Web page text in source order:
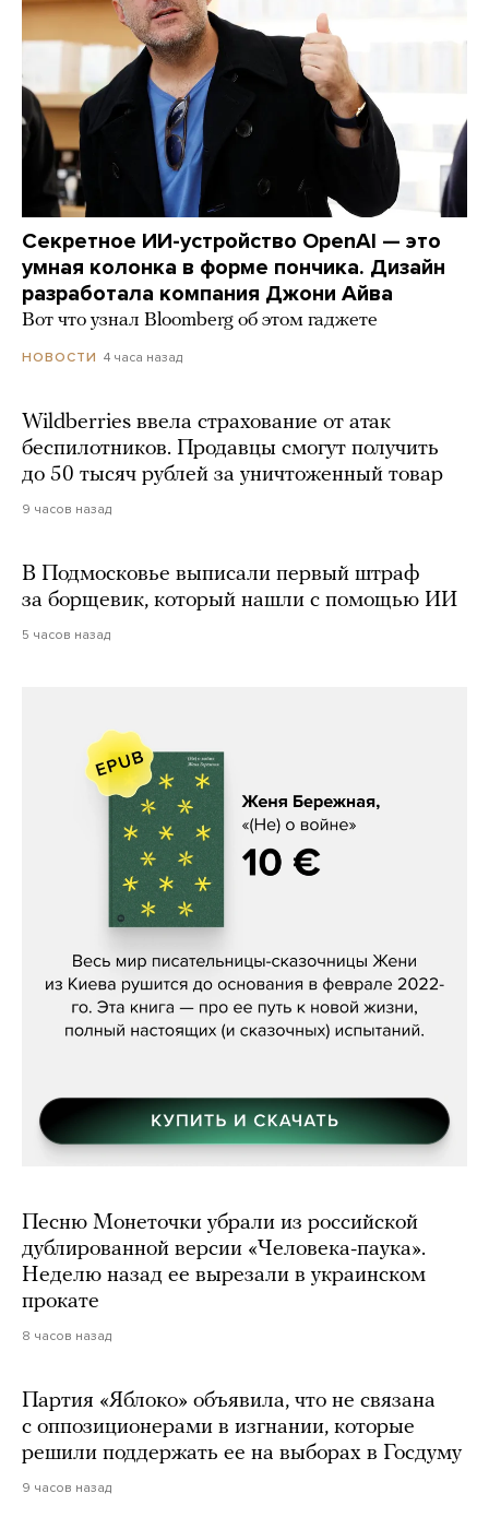
Секретное ИИ-устройство OpenAI — это
умная колонка в форме пончика. Дизайн
разработала компания Джони Айва
Вот что узнал Bloomberg об этом гаджете
НОВОСТИ 4 часа назад
Wildberries ввела страхование от атак
беспилотников. Продавцы смогут получить
до 50 тысяч рублей за уничтоженный товар
9 часов назад
В Подмосковье выписали первый штраф
за борщевик, который нашли с помощью ИИ
5 часов назад
Женя Бережная, «(Не) о войне»
Песню Монеточки убрали из российской
дублированной версии «Человека-паука».
Неделю назад ее вырезали в украинском
прокате
8 часов назад
Партия «Яблоко» объявила, что не связана
с оппозиционерами в изгнании, которые
решили поддержать ее на выборах в Госдуму
9 часов назад